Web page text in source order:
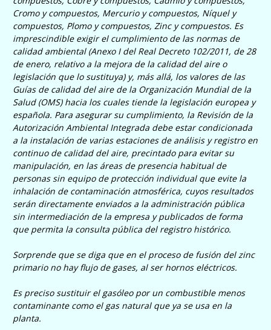
Cromo y compuestos, Mercurio y compuestos, Níquel y
compuestos, Plomo y compuestos, Zinc y compuestos. Es
imprescindible exigir el cumplimiento de las normas de
calidad ambiental (Anexo Idel Real Decreto 102/2011, de 28
de enero, relativo a la mejora de la calidad del aireo
legislación que lo sustituya) y, más allá, los valores de las
Guías de calidad del airede la Organización Mundial de la
Salud (OMS) hacia los cuales tiende la legislación europea y
española. Para asegurar su cumplimiento, la Revisión de la
Autorización Ambiental Integrada debe estar condicionada
a la instalación de varias estaciones de análisis y registro en
continuo de calidad del aire, precintado para evitar su
manipulación, en las áreas de presencia habitual de
personas sin equipo de protección individual que evite la
inhalación de contaminación atmosférica, cuyos resultados
serán directamente enviados a la administración pública
sin intermediación de la empresa y publicados de forma
que permita la consulta pública del registro histórico.
Sorprende que se diga que en el proceso de fusión del zinc
primario no hay flujo de gases, al ser hornos eléctricos.
Es preciso sustituir el gasóleo por un combustible menos
contaminante como el gas natural que ya se usa en la
planta.